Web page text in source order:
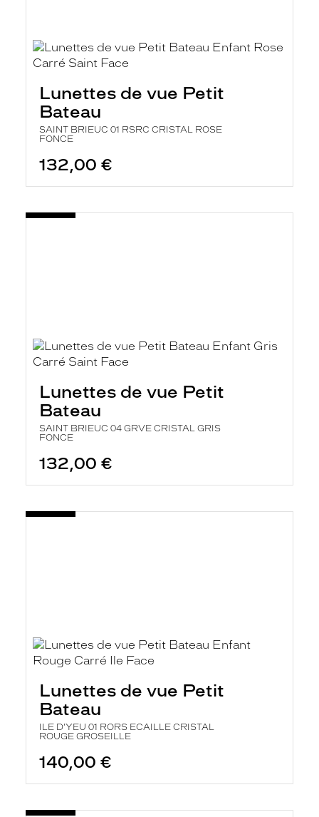
Lunettes de vue Petit
Bateau
SAINT BRIEUC 01 RSRC CRISTAL ROSE
FONCE
132,00 €
Lunettes de vue Petit
Bateau
SAINT BRIEUC 04 GRVE CRISTAL GRIS
FONCE
132,00 €
Lunettes de vue Petit
Bateau
ILE D'YEU 01 RORS ECAILLE CRISTAL
ROUGE GROSEILLE
140,00 €